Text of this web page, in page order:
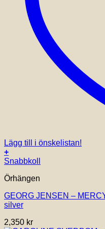
Lägg till i önskelistan!
+
Snabbkoll
Örhängen
GEORG JENSEN –
silver
2,350 kr